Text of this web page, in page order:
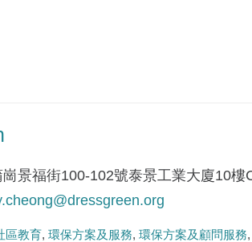
崗景福街100-102號泰景工業大廈10樓
區教育 環保方案及服務 環保方案及顧問服務